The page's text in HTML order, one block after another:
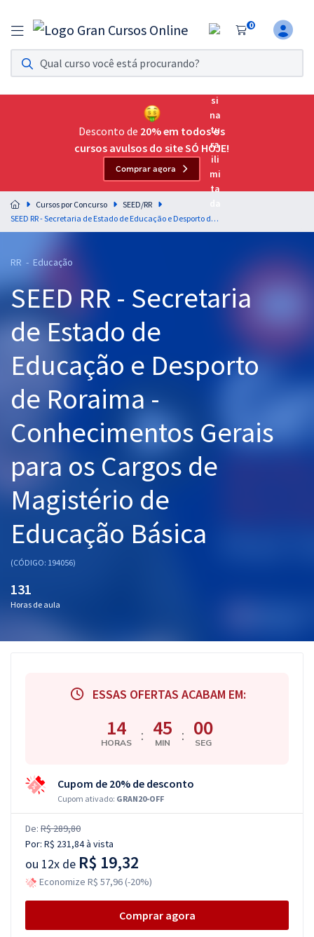
0
Assinatura Ilimitada 11
Acesso a todos os cursos. Teste grátis por 7 dias!
Assinatura OAB Até Passar
Acesso ilimitado a toda preparação para o Exame da
Residências Multiprofissionais
Preparação completa e intensiva para as principais
residências em saúde do Brasil
Cursos 20% OFF
Pós
Graduação
OAB
Mentorias
Conteúdo gratuito
Aprovados
Desconto de 20% em todos os
cursos avulsos do site SÓ HOJE!
Comprar agora
Cursos por Concurso
SEED/RR
SEED RR - Secretaria de Estado de Educação e Desporto de Roraima - Conhecimentos Gerais para os Cargos de Magistério de Educação Básica
RR - Educação
SEED RR - Secretaria
de Estado de
Educação e Desporto
de Roraima -
Conhecimentos Gerais
para os Cargos de
Magistério de
Educação Básica
(CÓDIGO: 194056)
131
Horas de aula
ESSAS OFERTAS ACABAM EM:
14
HORAS : 45
MIN : 00
SEG
Cupom de 20% de desconto
Cupom ativado: GRAN20-OFF
De: R$ 289,80
Por: R$ 231,84à vista
ou 12x de R$ 19,32
Economize R$ 57,96 (-20%)
Comprar agora